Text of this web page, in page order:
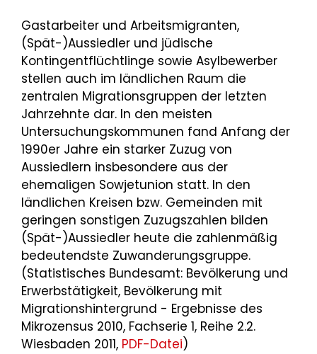
Gastarbeiter und Arbeitsmigranten,
(Spät-)Aussiedler und jüdische
Kontingentflüchtlinge sowie Asylbewerber
stellen auch im ländlichen Raum die
zentralen Migrationsgruppen der letzten
Jahrzehnte dar. In den meisten
Untersuchungskommunen fand Anfang der
1990er Jahre ein starker Zuzug von
Aussiedlern insbesondere aus der
ehemaligen Sowjetunion statt. In den
ländlichen Kreisen bzw. Gemeinden mit
geringen sonstigen Zuzugszahlen bilden
(Spät-)Aussiedler heute die zahlenmäßig
bedeutendste Zuwanderungsgruppe.
(Statistisches Bundesamt: Bevölkerung und
Erwerbstätigkeit, Bevölkerung mit
Migrationshintergrund - Ergebnisse des
Mikrozensus 2010, Fachserie 1, Reihe 2.2.
Wiesbaden 2011, PDF-Datei)